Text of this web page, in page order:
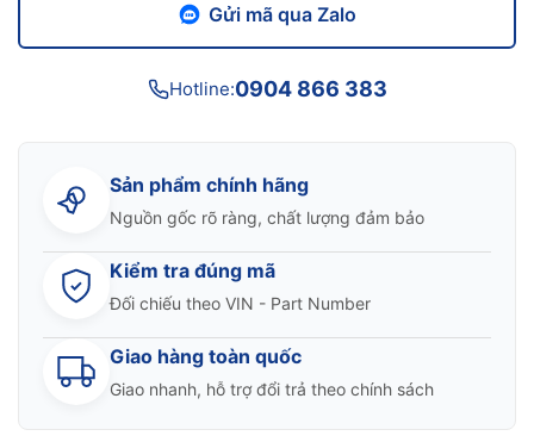
Gửi mã qua Zalo
Hotline:0904 866 383
Sản phẩm chính hãng
Nguồn gốc rõ ràng, chất lượng đảm bảo
Kiểm tra đúng mã
Đối chiếu theo VIN - Part Number
Giao hàng toàn quốc
Giao nhanh, hỗ trợ đổi trả theo chính sách